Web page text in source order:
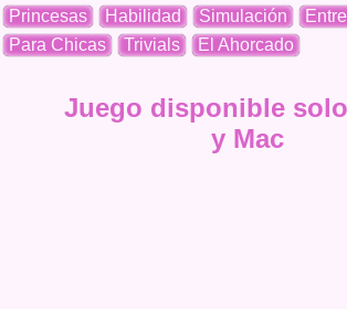
Princesas
Habilidad Simulación
Para Chicas
Trivials El Ahorcado
Juego disponible
y Mac